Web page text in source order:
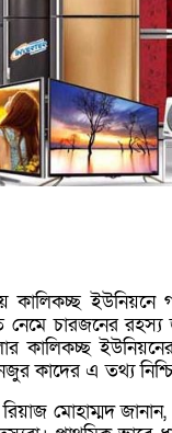
ইউনিয়নে
নেমে চারজনের
কালিকচ্ছ
মনজুর কাদের এ তথ্য
মোহাম্মদ